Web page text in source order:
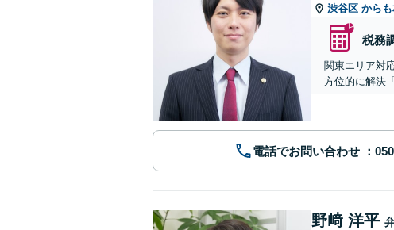
渋谷区 から
税務
関東エリア対
方位的に解決
電話でお問い合わせ
野﨑 洋平